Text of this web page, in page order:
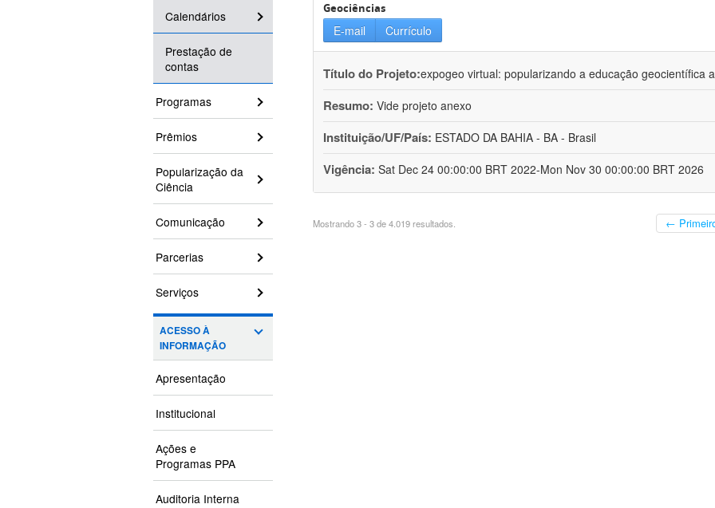
Calendários
Prestação de
contas
Programas
Prêmios
Popularização da
Ciência
Comunicação
Parcerias
Serviços
ACESSO À
INFORMAÇÃO
Apresentação
Institucional
Ações e
Programas PPA
Auditoria Interna
Geociências
E-mail Currículo
Título do Projeto:expogeo virtual: popularizando a educação geocientífica
Resumo: Vide projeto anexo
Instituição/UF/País: ESTADO DA BAHIA - BA - Brasil
Vigência: Sat Dec 24 00:00:00 BRT 2022-Mon Nov 30 00:00:00 BRT 2026
Mostrando 3 - 3 de 4.019 resultados. ←